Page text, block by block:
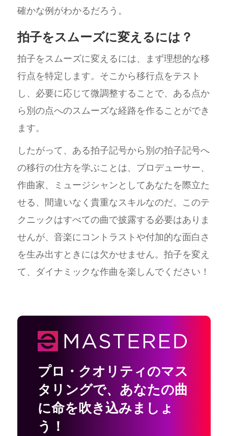
確かな例がわかるだろう。
拍子をスムーズに変えるには？
拍子をスムーズに変えるには、まず理想的な移
行点を特定します。そこから移行点をテスト
し、必要に応じて微調整することで、ある点か
ら別の点へのスムーズな経路を作ることができ
ます。
したがって、ある拍子記号から別の拍子記号へ
の移行の仕方を学ぶことは、プロデューサー、
作曲家、ミュージシャンとしてあなたを際立た
せる、間違いなく貴重なスキルなのだ。このテ
クニックはすべての曲で披露する必要はありま
せんが、音楽にコントラストや付加的な面白さ
を生み出すときには欠かせません。拍子を変え
て、ダイナミックな作曲を楽しんでください！
プロ・クオリティのマス
タリングで、 あなたの曲
に命を吹き込みましょ
う！